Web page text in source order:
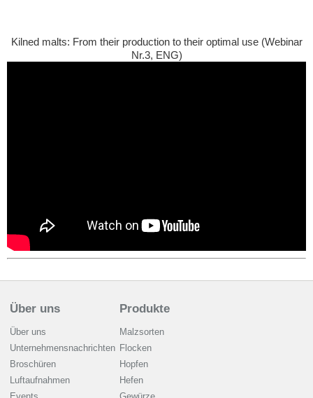
Kilned malts: From their production to their optimal use (Webinar
Nr.3, ENG)
Über uns
Über uns
Unternehmensnachrichten
Broschüren
Luftaufnahmen
Produkte
Malzsorten
Flocken
Hopfen
Hefen